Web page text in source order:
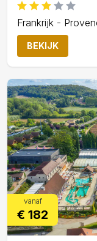
Frankrijk -
BEKIJK
vanaf
€ 182